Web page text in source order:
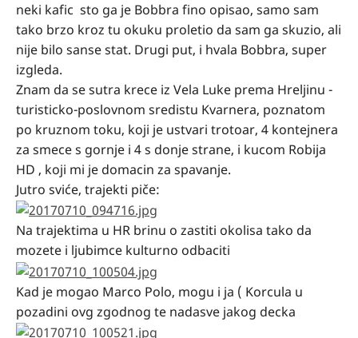
neki kafic sto ga je Bobbra fino opisao, samo sam
tako brzo kroz tu okuku proletio da sam ga skuzio, ali
nije bilo sanse stat. Drugi put, i hvala Bobbra, super
izgleda.
Znam da se sutra krece iz Vela Luke prema Hreljinu -
turisticko-poslovnom sredistu Kvarnera, poznatom
po kruznom toku, koji je ustvari trotoar, 4 kontejnera
za smece s gornje i 4 s donje strane, i kucom Robija
HD , koji mi je domacin za spavanje.
Jutro sviće, trajekti piče:
Na trajektima u HR brinu o zastiti okolisa tako da
mozete i ljubimce kulturno odbaciti
Kad je mogao Marco Polo, mogu i ja ( Korcula u
pozadini ovg zgodnog te nadasve jakog decka